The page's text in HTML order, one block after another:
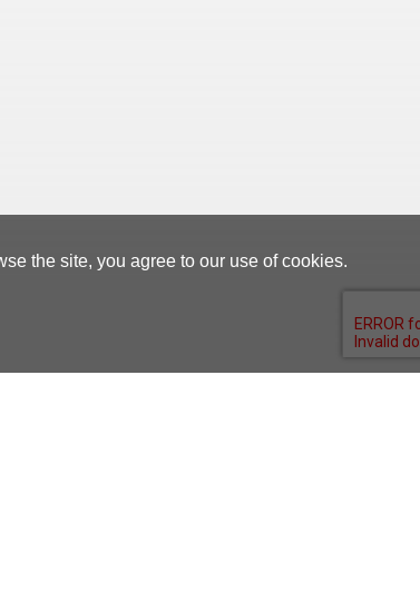
the site, you agree to our use of cookies.